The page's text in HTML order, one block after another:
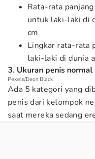
Rata-rata
untuk laki-laki di
cm
Lingkar rata-rata
laki-laki di dunia
3. Ukuran penis
Pexels/Deon Black
Ada 5 kategori yang
penis dari kelompok
saat mereka sedang